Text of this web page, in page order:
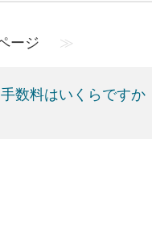
ージ ≫
数料はいくらですか